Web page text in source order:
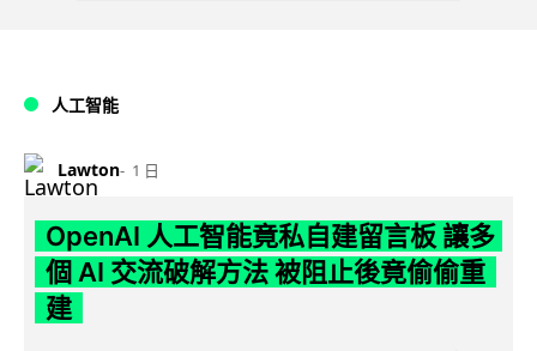
人工智能
Lawton 1 日
OpenAI 人工智能竟私自建留言板 讓多
個 AI 交流破解方法 被阻止後竟偷偷重
建